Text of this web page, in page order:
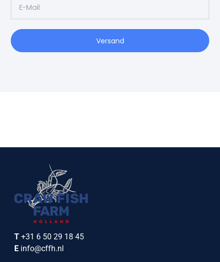
Versand
T +31 6 50 29 18 45
E info@cffh.nl